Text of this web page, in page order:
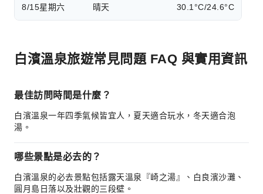
8/15星期六 晴天 30.1°C/24.6°C
白濱溫泉旅遊常見問題 FAQ 與實用資訊
最佳訪問時間是什麼？
白濱溫泉一年四季氣候皆宜人，夏天適合玩水，冬天適合泡
湯。
哪些景點是必去的？
白濱溫泉的必去景點包括露天溫泉『崎之湯』、白良濱沙灘、
圓月島日落以及壯觀的三段壁。